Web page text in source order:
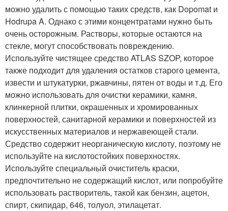
можно удалить с помощью таких средств, как Dopomat и
Hodrupa A. Однако с этими концентратами нужно быть
очень осторожным. Растворы, которые остаются на
стекле, могут способствовать повреждению.
Используйте чистящее средство ATLAS SZOP, которое
также подходит для удаления остатков старого цемента,
извести и штукатурки, ржавчины, пятен от воды и т.д. Его
можно использовать для очистки керамики, камня,
клинкерной плитки, окрашенных и хромированных
поверхностей, санитарной керамики и поверхностей из
искусственных материалов и нержавеющей стали.
Средство содержит неорганическую кислоту, поэтому не
используйте на кислотостойких поверхностях.
Используйте специальный очиститель краски,
предпочтительно не содержащий кислот, или попробуйте
использовать растворитель, такой как бензин, ацетон,
спирт, скипидар, 646, толуол, этилацетат.